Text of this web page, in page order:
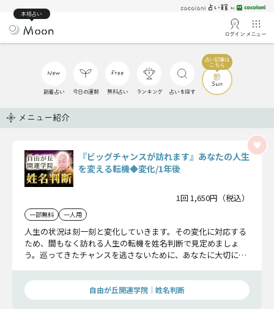
本格占い
ログイン メニュー
新着占い 今日の運勢 無料占い ランキング 占いを探す
メニュー紹介
『ビッグチャンスが訪れます』あなたの人生
を変える転機◆変化/1年後
1回 1,650円（税込）
一部無料 一人用
人生の状況は刻一刻と変化していきます。その変化に対応する
ため、間もなく訪れる人生の転機を姓名判断で見定めましょ
う。巡ってきたチャンスを逃さないために、あなたに大切にし
自由が丘開運学院│姓名判断